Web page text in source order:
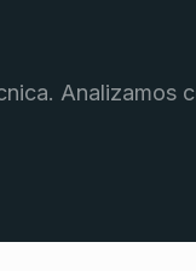
Analizamos